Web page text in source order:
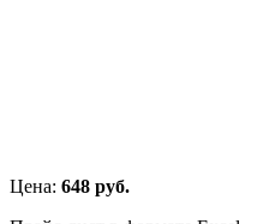
Цена: 648 руб.